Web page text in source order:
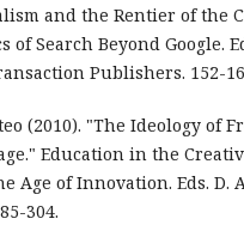
and the Rentier of the
of Search Beyond Google.
Publishers. 152-
(2010). "The Ideology of
Education in the
Age of Innovation. Eds. D.
304.